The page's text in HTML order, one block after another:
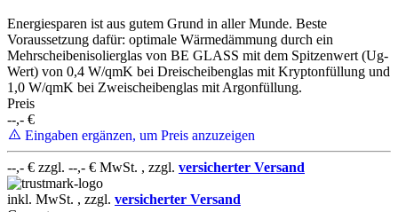
Energiesparen ist aus gutem Grund in aller Munde. Beste
Voraussetzung dafür: optimale Wärmedämmung durch ein
Mehrscheibenisolierglas von BE GLASS mit dem Spitzenwert (Ug-
Wert) von 0,4 W/qmK bei Dreischeibenglas mit Kryptonfüllung und
1,0 W/qmK bei Zweischeibenglas mit Argonfüllung.
Preis
--,- €
Eingaben ergänzen, um Preis anzuzeigen
--,- € zzgl. --,- € MwSt. , zzgl. versicherter Versand
inkl. MwSt. , zzgl. versicherter Versand